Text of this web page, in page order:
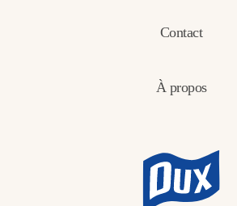
Contact
À propos